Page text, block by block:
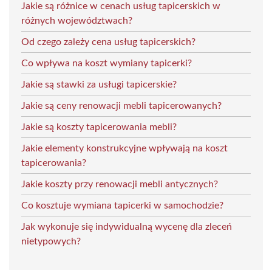
Jakie są różnice w cenach usług tapicerskich w
różnych województwach?
Od czego zależy cena usług tapicerskich?
Co wpływa na koszt wymiany tapicerki?
Jakie są stawki za usługi tapicerskie?
Jakie są ceny renowacji mebli tapicerowanych?
Jakie są koszty tapicerowania mebli?
Jakie elementy konstrukcyjne wpływają na koszt
tapicerowania?
Jakie koszty przy renowacji mebli antycznych?
Co kosztuje wymiana tapicerki w samochodzie?
Jak wykonuje się indywidualną wycenę dla zleceń
nietypowych?